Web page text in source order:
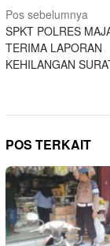
Navigasi
pos
Pos sebelumnya
SPKT POLRES
TERIMA LAPORAN
KEHILANGAN
POS TERKAIT